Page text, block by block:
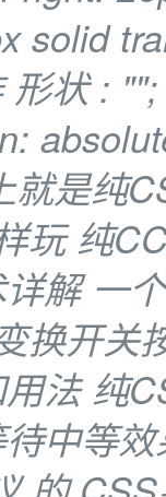
solid
形状:
就是纯
玩 纯
解 一
换开关
用法 纯
中等